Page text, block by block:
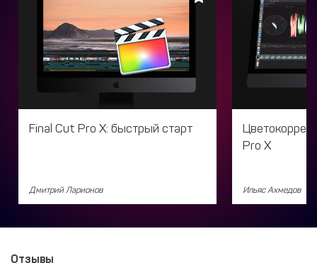
Final Cut Pro X: быстрый старт
Дмитрий Ларионов
Pro X
Ильяс Ахмедов
Отзывы